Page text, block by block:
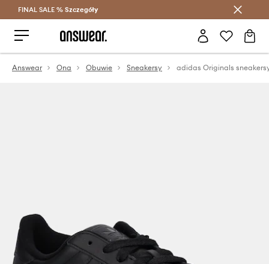
Oszczędzaj z Answear Club >
FINAL SALE % Szczegóły
Answear Ona Obuwie Sneakersy